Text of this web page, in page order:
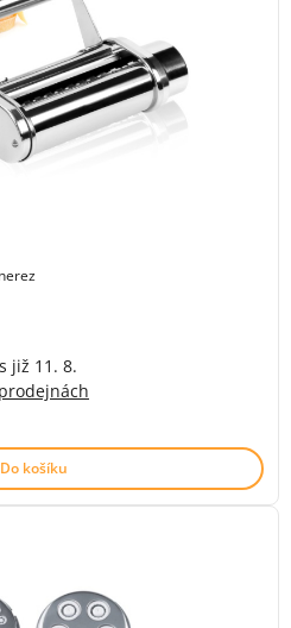
již 11. 8.
Do košíku